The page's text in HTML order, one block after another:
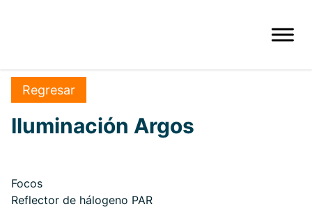
Regresar
Iluminación Argos
Focos
Reflector de hálogeno PAR